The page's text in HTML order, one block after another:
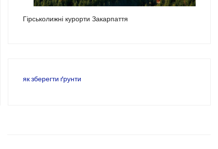
Гірськолижні курорти Закарпаття
як зберегти ґрунти